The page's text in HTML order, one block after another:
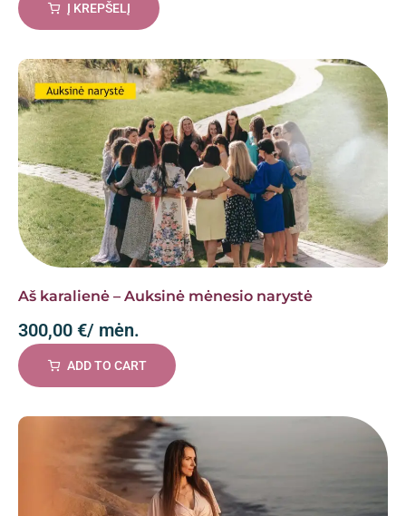
Į KREPŠELĮ
Aš karalienė – Auksinė mėnesio narystė
300,00 €/ mėn.
ADD TO CART